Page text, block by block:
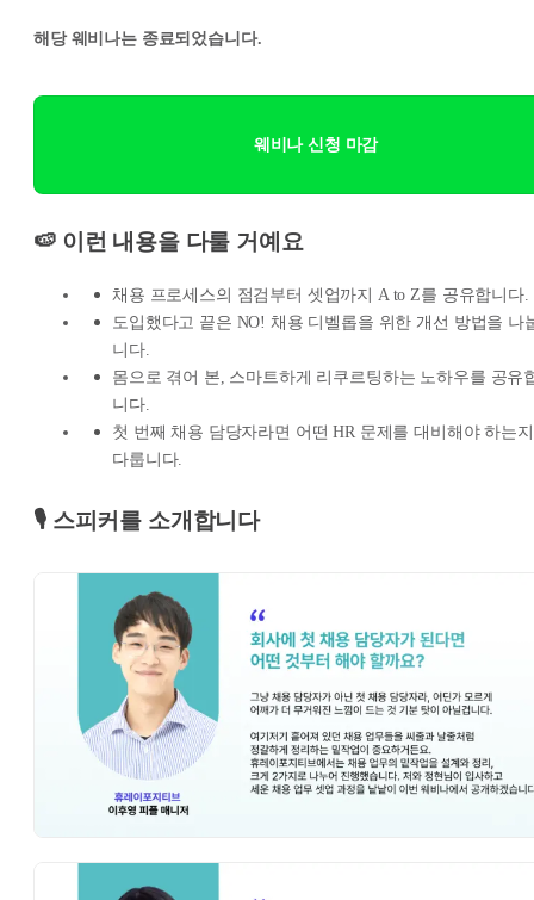
해당 웨비나는 종료되었습니다.
웨비나 신청 마감
🍉 이런 내용을 다룰 거예요
채용 프로세스의 점검부터 셋업까지 A to Z를 공유합니다.
도입했다고 끝은 NO! 채용 디벨롭을 위한 개선 방법을 나
니다.
몸으로 겪어 본, 스마트하게 리쿠르팅하는 노하우를 공유
니다.
첫 번째 채용 담당자라면 어떤 HR 문제를 대비해야 하는지
다룹니다.
🎙️ 스피커를 소개합니다